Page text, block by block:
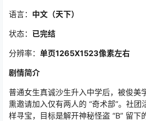
语言： 中文（天下）
状态： 已完结
分辨率： 单页1265X1523像素左右
剧情简介
普通女生真诚沙生升入中学后，被俊美
熏邀请加入仅有两人的 “奇术部”。社团
样寻宝，目标是解开神秘怪盗 “B” 留下